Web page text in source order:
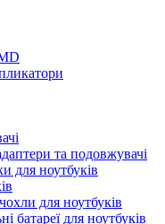
та подовжувачі
для ноутбуків
для ноутбуків
батареї для ноутбуків